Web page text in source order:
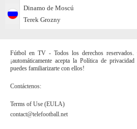
Dinamo de Moscú
Terek Grozny
Fútbol en TV - Todos los derechos
¡automáticamente acepta la Política de
puedes familiarizarte con ellos!
Contáctenos:
Terms of Use (EULA)
contact@telefootball.net